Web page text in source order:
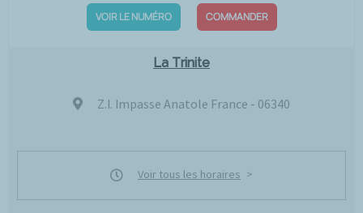
VOIR LE NUMÉRO COMMANDER
La Trinite
Z.I. Impasse Anatole France - 06340
Voir tous les horaires